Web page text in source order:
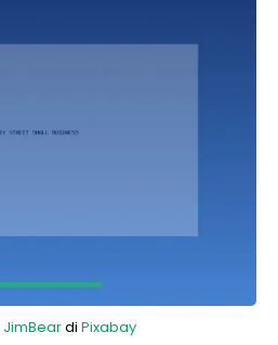
JimBeardi Pixabay